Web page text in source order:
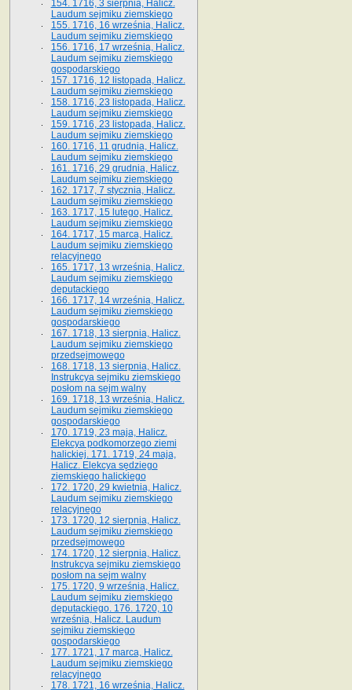
154. 1716, 3 sierpnia, Halicz.
Laudum sejmiku ziemskiego
155. 1716, 16 września, Halicz.
Laudum sejmiku ziemskiego
156. 1716, 17 września, Halicz.
Laudum sejmiku ziemskiego
gospodarskiego
157. 1716, 12 listopada, Halicz.
Laudum sejmiku ziemskiego
158. 1716, 23 listopada, Halicz.
Laudum sejmiku ziemskiego
159. 1716, 23 listopada, Halicz.
Laudum sejmiku ziemskiego
160. 1716, 11 grudnia, Halicz.
Laudum sejmiku ziemskiego
161. 1716, 29 grudnia, Halicz.
Laudum sejmiku ziemskiego
162. 1717, 7 stycznia, Halicz.
Laudum sejmiku ziemskiego
163. 1717, 15 lutego, Halicz.
Laudum sejmiku ziemskiego
164. 1717, 15 marca, Halicz.
Laudum sejmiku ziemskiego
relacyjnego
165. 1717, 13 września, Halicz.
Laudum sejmiku ziemskiego
deputackiego
166. 1717, 14 września, Halicz.
Laudum sejmiku ziemskiego
gospodarskiego
167. 1718, 13 sierpnia, Halicz.
Laudum sejmiku ziemskiego
przedsejmowego
168. 1718, 13 sierpnia, Halicz.
Instrukcya sejmiku ziemskiego
posłom na sejm walny
169. 1718, 13 września, Halicz.
Laudum sejmiku ziemskiego
gospodarskiego
170. 1719, 23 maja, Halicz.
Elekcya podkomorzego ziemi
halickiej. 171. 1719, 24 maja,
Halicz. Elekcya sędziego
ziemskiego halickiego
172. 1720, 29 kwietnia, Halicz.
Laudum sejmiku ziemskiego
relacyjnego
173. 1720, 12 sierpnia, Halicz.
Laudum sejmiku ziemskiego
przedsejmowego
174. 1720, 12 sierpnia, Halicz.
Instrukcya sejmiku ziemskiego
posłom na sejm walny
175. 1720, 9 września, Halicz.
Laudum sejmiku ziemskiego
deputackiego. 176. 1720, 10
września, Halicz. Laudum
sejmiku ziemskiego
gospodarskiego
177. 1721, 17 marca, Halicz.
Laudum sejmiku ziemskiego
relacyjnego
178. 1721, 16 września, Halicz.